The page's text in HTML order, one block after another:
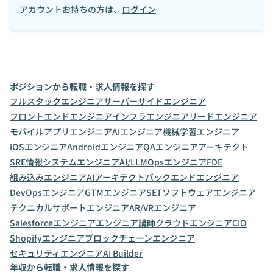
アカウントお持ちの方は、 ログイン
ポジションから転職・求人情報を探す
フルスタックエンジニアサーバーサイドエンジニア
フロントエンドエンジニアインフラエンジニア リードエンジニア
モバイルアプリエンジニアAIエンジニア機械学習エンジニア
iOSエンジニアAndroidエンジニアQAエンジニアアーキテクト
SRE情報システムエンジニアAI/LLMOpsエンジニアFDE
組み込みエンジニアAIアーキテクトバックエンドエンジニア
DevOpsエンジニアGTMエンジニアSETソフトウェアエンジニア
テクニカルサポートエンジニアAR/VRエンジニア
Salesforceエンジニアエンジニア講師クラウドエンジニアCIO
Shopifyエンジニアブロックチェーンエンジニア
セキュリティエンジニアAI Builder
年収から転職・求人情報を探す